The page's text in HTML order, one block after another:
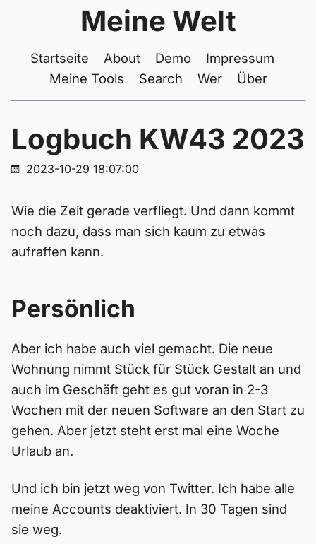
Meine Welt
Startseite About Demo
Impressum
Meine Tools
Search Wer Über
Logbuch KW43 2023
2023-10-29 18:07:00
Wie die Zeit gerade verfliegt. Und dann kommt
noch dazu, dass man sich kaum zu etwas
aufraffen kann.
Persönlich
Aber ich habe auch viel gemacht. Die neue
Wohnung nimmt Stück für Stück Gestalt an und
auch im Geschäft geht es gut voran in 2-3
Wochen mit der neuen Software an den Start zu
gehen. Aber jetzt steht erst mal eine Woche
Urlaub an.
Und ich bin jetzt weg von Twitter. Ich habe alle
meine Accounts deaktiviert. In 30 Tagen sind
sie weg.